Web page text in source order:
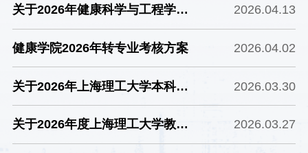
关于2026年健康科学与工程学院
本科生转专业结果公示
2026.04.13
健康学院2026年转专业考核方案 2026.04.02
关于2026年上海理工大学本科课
程思政示范课程申报的公示
2026.03.30
关于2026年度上海理工大学教学
研究与改革项目申报的公示
2026.03.27